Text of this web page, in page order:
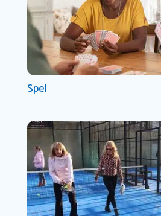
Spel